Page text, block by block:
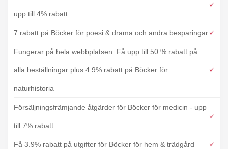
upp till 4% rabatt
7 rabatt på Böcker för poesi & drama och andra besparingar
Fungerar på hela webbplatsen. Få upp till 50 % rabatt på
alla beställningar plus 4.9% rabatt på Böcker för
naturhistoria
Försäljningsfrämjande åtgärder för Böcker för medicin - upp
till 7% rabatt
Få 3.9% rabatt på utgifter för Böcker för hem & trädgård